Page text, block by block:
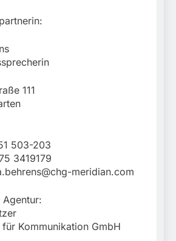
111
503-203
3419179
meridian.com
Agentur:
Kommunikation GmbH